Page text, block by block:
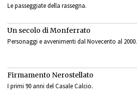
Le passeggiate della rassegna.
Un secolo di Monferrato
Personaggi e avvenimenti dal Novecento al 2000.
Firmamento Nerostellato
I primi 90 anni del Casale Calcio.